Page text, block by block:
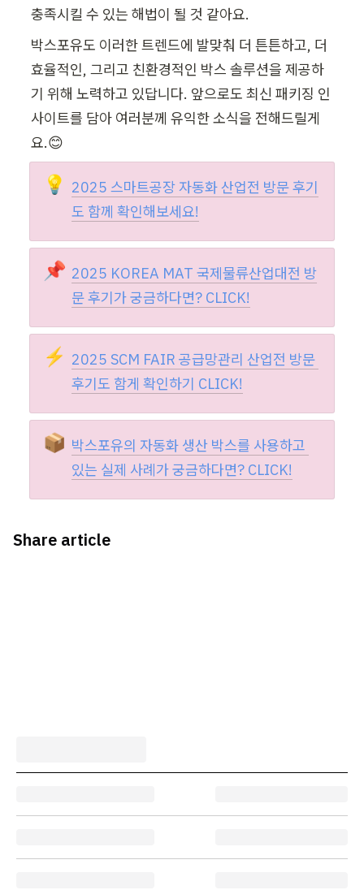
충족시킬 수 있는 해법이 될 것 같아요.
박스포유도 이러한 트렌드에 발맞춰 더 튼튼하고, 더
효율적인, 그리고 친환경적인 박스 솔루션을 제공하
기 위해 노력하고 있답니다. 앞으로도 최신 패키징 인
사이트를 담아 여러분께 유익한 소식을 전해드릴게
요.😊
💡 2025 스마트공장 자동화 산업전 방문 후기
도 함께 확인해보세요!
📌 2025 KOREA MAT 국제물류산업대전 방
문 후기가 궁금하다면? CLICK!
⚡ 2025 SCM FAIR 공급망관리 산업전 방문
후기도 함게 확인하기 CLICK!
📦 박스포유의 자동화 생산 박스를 사용하고
있는 실제 사례가 궁금하다면? CLICK!
Share article